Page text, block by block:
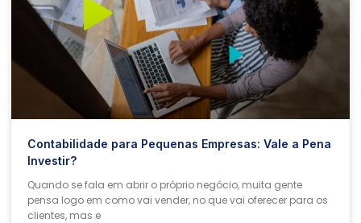
Contabilidade para Pequenas Empresas: Vale a Pena
Investir?
Quando se fala em abrir o próprio negócio, muita gente
pensa logo em como vai vender, no que vai oferecer para os
clientes, mas e